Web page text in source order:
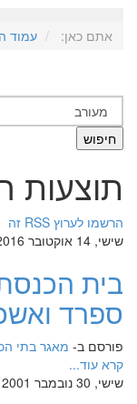
אתם כאן: עמוד
תוצעות
הרשמו לערוץ RSS זה
שישי, 14 אוקטובר 2016 02:07
בית
ספרד
פורסם ב- מאגר בתי
קרא עוד...
שישי, 30 נובמבר 2001 02:20